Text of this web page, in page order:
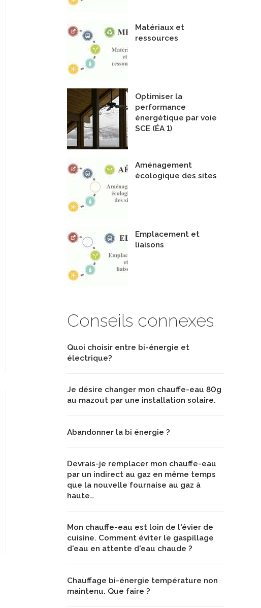
Matériaux et
ressources
Optimiser la
performance
énergétique par voie
SCE (ÉA 1)
Aménagement
écologique des sites
Emplacement et
liaisons
Conseils connexes
Quoi choisir entre bi-énergie et
électrique?
Je désire changer mon chauffe-eau 80g
au mazout par une installation solaire.
Abandonner la bi énergie ?
Devrais-je remplacer mon chauffe-eau
par un indirect au gaz en même temps
que la nouvelle fournaise au gaz à
haute…
Mon chauffe-eau est loin de l'évier de
cuisine. Comment éviter le gaspillage
d'eau en attente d'eau chaude ?
Chauffage bi-énergie température non
maintenu. Que faire ?